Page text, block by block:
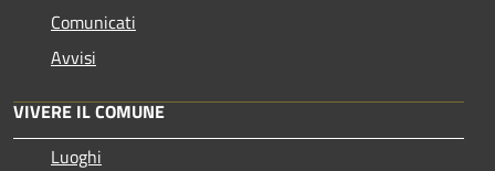
Comunicati
Avvisi
VIVERE IL COMUNE
Luoghi